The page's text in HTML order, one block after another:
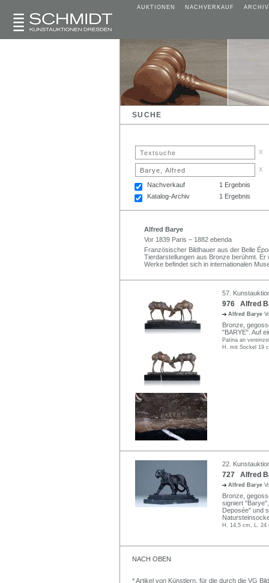
AUKTIONEN NACHVERKAUF ARCHIV
SUCHE
x
x
Nachverkauf
1 Ergebnis
Katalog-Archiv
1 Ergebnis
Alfred Barye
Vor 1839 Paris – 1882 ebenda
Französischer Bildhauer aus der Belle
Tierdarstellungen aus Bronze berühmt. Er
Werke befindet sich in internationalen
57.
976 Alfred
Alfred Barye
Bronze,
"BARYE". Auf
Patina an
H. mit Sockel 19
22.
727 Alfred
Alfred Barye
Bronze,
signiert
Deposée" und
H. 14,5 cm, L. 24
NACH OBEN
* Artikel von Künstlern, für die durch die VG